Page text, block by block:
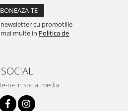
cu promotiile
multe in Politica de
SOCIAL
ne in social media